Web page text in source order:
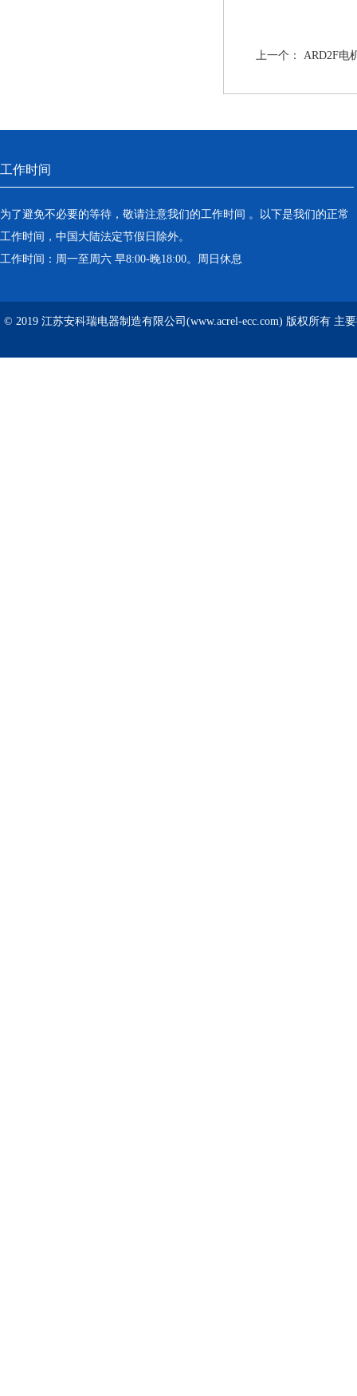
上一个： ARD2F电
工作时间
为了避免不必要的等待，敬请注意我们的工作时间 。以下是我们的正常
工作时间，中国大陆法定节假日除外。
工作时间：周一至周六 早8:00-晚18:00。周日休息
© 2019 江苏安科瑞电器制造有限公司(www.acrel-ecc.com) 版权所有 主